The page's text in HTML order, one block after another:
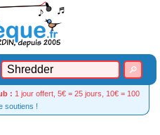
: 1 jour offert, 5€ = 25 jours, 10€ = 100
soutiens !